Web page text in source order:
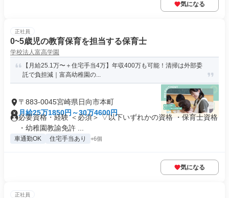
気になる
正社員
0~5歳児の教育保育を担当する保育士
学校法人富高学園
【月給25.1万〜＋住宅手当4万】年収400万も可能！清掃は外部委
託で負担減｜富高幼稚園の...
〒883-0045宮崎県日向市本町
月給25万1850円～30万4600円
必要資格・経験 ＜必須＞ ▽以下いずれかの資格 ・保育士資格
・幼稚園教諭免許 ...
車通勤OK 住宅手当あり +6個
気になる
正社員